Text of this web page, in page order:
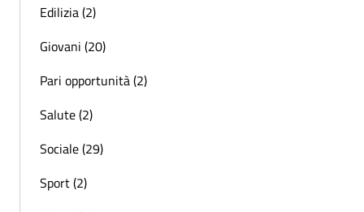
Edilizia (2)
Giovani (20)
Pari opportunità (2)
Salute (2)
Sociale (29)
Sport (2)